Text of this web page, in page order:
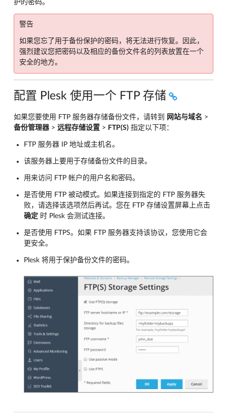
护的密码。
警告
如果您忘了用于备份保护的密码，将无法进行恢复。因此，
强烈建议您把密码以及相应的备份文件名的列表放置在一个
安全的地方。
配置 Plesk 使用一个 FTP 存储
如果您要使用 FTP 服务器存储备份文件，请转到 网站与域名 >
备份管理器> 远程存储设置 > FTP(S) 指定以下项：
FTP 服务器 IP 地址或主机名。
该服务器上要用于存储备份文件的目录。
用来访问 FTP 帐户的用户名和密码。
是否使用 FTP 被动模式。如果连接到指定的 FTP 服务器失
败，请选择该选项然后再试。您在 FTP 存储设置屏幕上点击
确定 时 Plesk 会测试连接。
是否使用 FTPS。如果 FTP 服务器支持该协议，您使用它会
更安全。
Plesk 将用于保护备份文件的密码。